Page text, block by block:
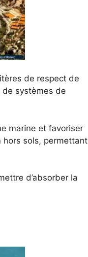
de respect de
de systèmes de
marine et favoriser
hors sols, permettant
d’absorber la